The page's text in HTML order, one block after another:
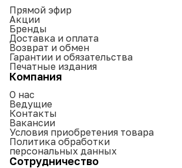
Прямой эфир
Акции
Бренды
Доставка и оплата
Возврат и обмен
Гарантии и обязательства
Печатные издания
Компания
О нас
Ведущие
Контакты
Вакансии
Условия приобретения товара
Политика обработки
персональных данных
Сотрудничество